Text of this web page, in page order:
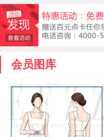
会员图库